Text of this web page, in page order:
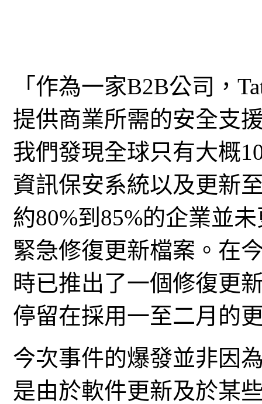
「作為一家B2B公司，
提供商業所需的安全支
我們發現全球只有大概
資訊保安系統以及更新
約80%到85%的企業並
緊急修復更新檔案。在
時已推出了一個修復更
停留在採用一至二月的
今次事件的爆發並非因
是由於軟件更新及於某